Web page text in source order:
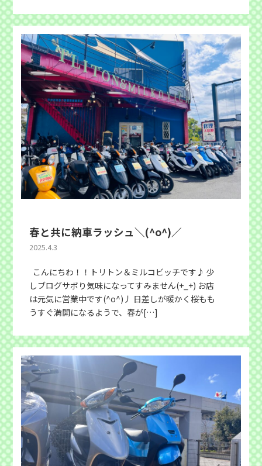
春と共に納車ラッシュ＼(^o^)／
2025.4.3
こんにちわ！！トリトン＆ミルコビッチです♪ 少
しブログサボり気味になってすみません(+_+) お店
は元気に営業中です(^o^)丿 日差しが暖かく桜もも
うすぐ満開になるようで、春が[…]